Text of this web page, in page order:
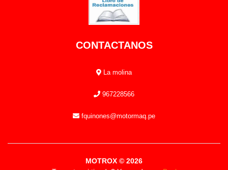
CONTACTANOS
La molina
967228566
fquinones@motormaq.pe
MOTROX © 2026